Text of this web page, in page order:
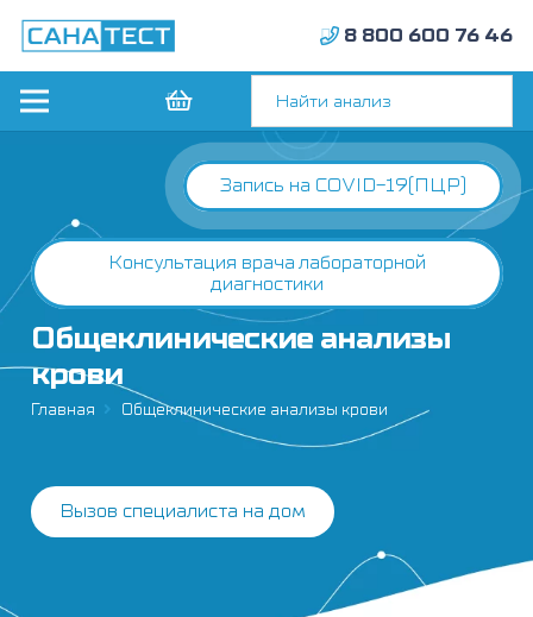
8 800 600 76 46
Запись на COVID-19(ПЦР)
Консультация врача лабораторной
диагностики
Общеклинические анализы
крови
Главная Общеклинические анализы крови
Вызов специалиста на дом